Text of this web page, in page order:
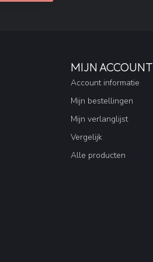
MIJN ACCOUNT
Account informatie
Mijn bestellingen
Mijn verlanglijst
Vergelijk
Alle producten